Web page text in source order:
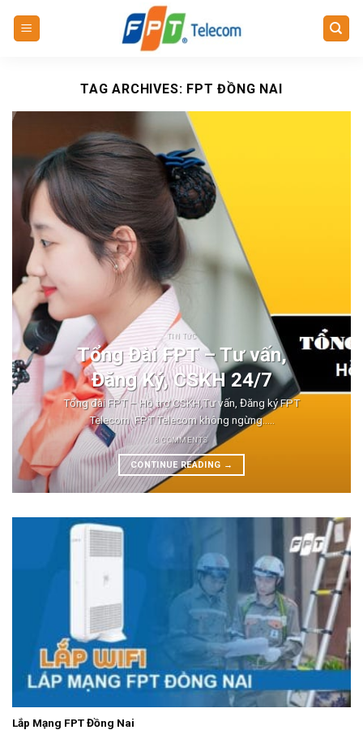
TAG ARCHIVES: FPT ĐỒNG NAI
TIN TỨC
Tổng Đài FPT – Tư vấn,
Đăng Ký, CSKH 24/7
Tổng đài FPT – Hỗ trợ CSKH,Tư vấn, Đăng ký FPT
Telecom FPT Telecom không ngừng.....
8 COMMENTS
CONTINUE READING →
Lắp Mạng FPT Đồng Nai